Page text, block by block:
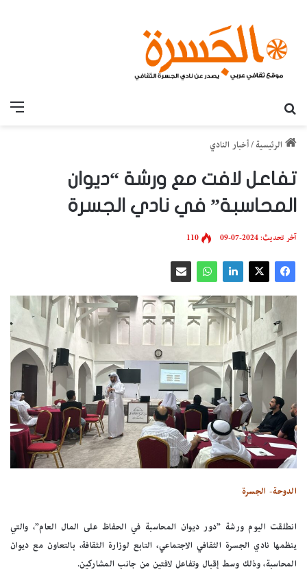
الرئيسية /أخبار النادي
تفاعل لافت مع ورشة “ديوان
المحاسبة” في نادي الجسرة
آخر تحديث: 2024-07-09 110
الدوحة- الجسرة
انطلقت اليوم ورشة ”دور ديوان المحاسبة في الحفاظ على المال العام”، والتي
ينظمها نادي الجسرة الثقافي الاجتماعي، التابع لوزارة الثقافة، بالتعاون مع ديوان
المحاسبة، وذلك وسط إقبال وتفاعل لافتين من جانب المشاركين.